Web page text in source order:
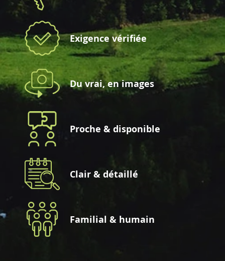
Exigence vérifiée
Du vrai, en images
Proche & disponible
Clair & détaillé
Familial & humain